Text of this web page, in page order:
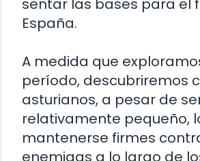
sentar las bases para el
España.
A medida que
período, descubriremos
asturianos, a pesar de
relativamente pequeño,
mantenerse firmes
enemigas a lo largo de